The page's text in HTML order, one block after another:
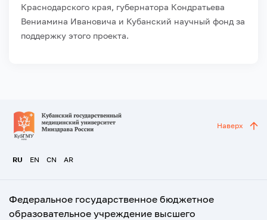
Краснодарского края, губернатора Кондратьева
Вениамина Ивановича и Кубанский научный фонд за
поддержку этого проекта.
RU EN CN AR
Наверх
Федеральное государственное бюджетное
образовательное учреждение высшего